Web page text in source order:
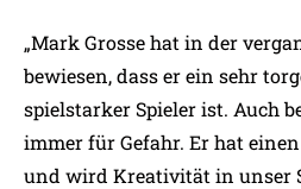
„Mark Grosse hat in der
bewiesen, dass er ein sehr
spielstarker Spieler ist. Auch
immer für Gefahr. Er hat
und wird Kreativität in unser